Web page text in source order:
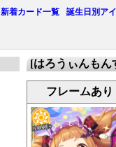
新着カード一覧 誕生日別ア
[はろうぃんもん
フレームあり